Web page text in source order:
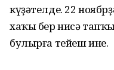
күҙәтелде. 22
хаҡы бер нисә
булырға тейеш ине.